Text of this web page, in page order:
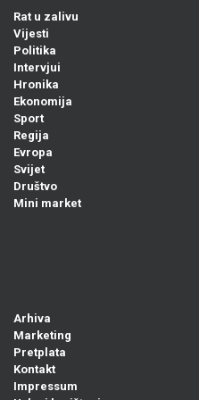
Rat u zalivu
Vijesti
Politika
Intervjui
Hronika
Ekonomija
Sport
Regija
Evropa
Svijet
Društvo
Mini market
Arhiva
Marketing
Pretplata
Kontakt
Impressum